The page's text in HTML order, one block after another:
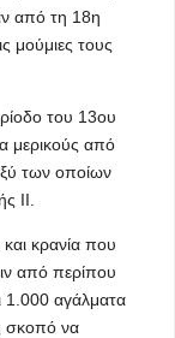
από τη 18η
μούμιες τους
του 13ου
μερικούς από
των οποίων
ΙΙ.
κρανία που
από περίπου
1.000 αγάλματα
σκοπό να